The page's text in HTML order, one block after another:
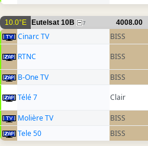
10.0°E Eutelsat 10B 7 4008.00
Cinarc TV BISS
RTNC
BISS
B-One TV BISS
Télé 7
Clair
Molière TV BISS
Tele 50
BISS